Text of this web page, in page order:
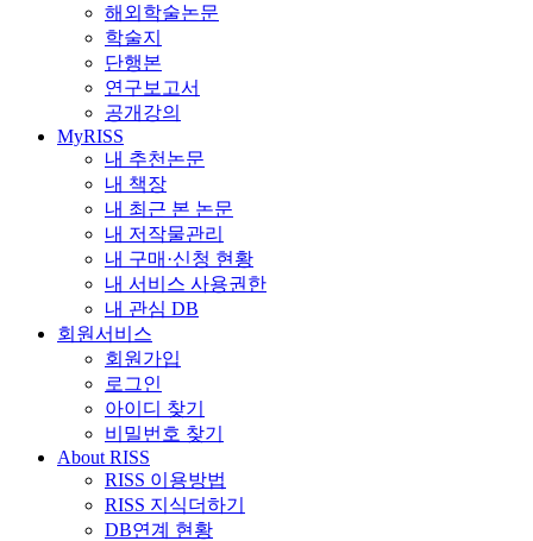
해외학술논문
학술지
단행본
연구보고서
공개강의
MyRISS
내 추천논문
내 책장
내 최근 본 논문
내 저작물관리
내 구매·신청 현황
내 서비스 사용권한
내 관심 DB
회원서비스
회원가입
로그인
아이디 찾기
비밀번호 찾기
About RISS
RISS 이용방법
RISS 지식더하기
DB연계 현황